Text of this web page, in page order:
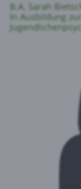
B.A. Sarah
In Ausbildung